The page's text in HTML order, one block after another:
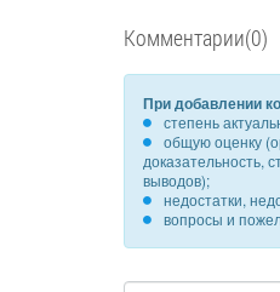
Комментарии(0)
При добавлении
степень
общую оценку
доказательность,
выводов);
недостатки,
вопросы и